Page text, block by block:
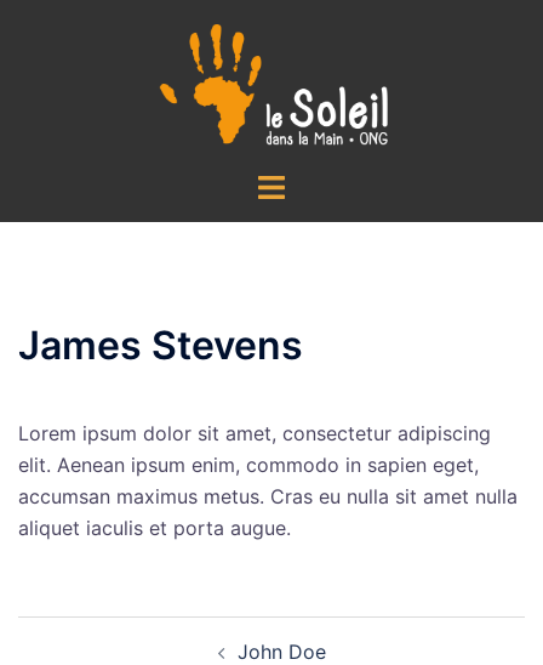
Ouvrir/fermer
James Stevens
Lorem ipsum dolor sit amet, consectetur adipiscing
elit. Aenean ipsum enim, commodo in sapien eget,
accumsan maximus metus. Cras eu nulla sit amet nulla
aliquet iaculis et porta augue.
John Doe